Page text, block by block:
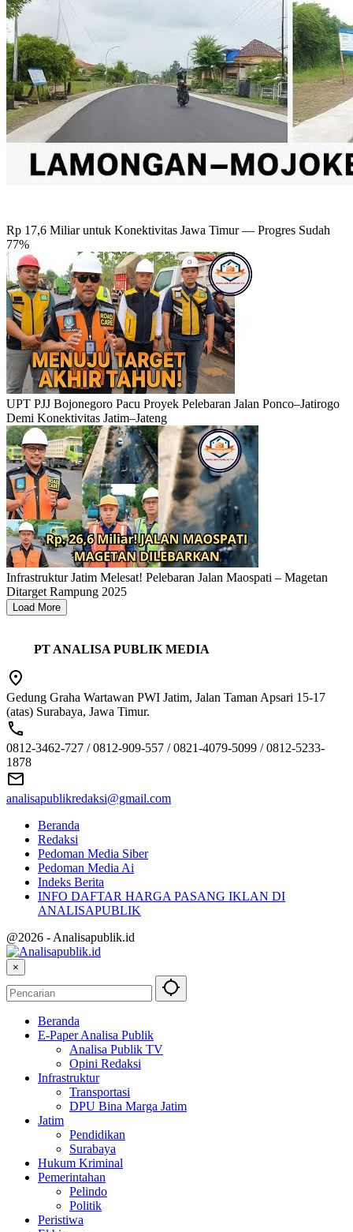
Rp 17,6 Miliar untuk Konektivitas Jawa Timur — Progres Sudah
77%
UPT PJJ Bojonegoro Pacu Proyek Pelebaran Jalan Ponco–Jatirogo
Demi Konektivitas Jatim–Jateng
Infrastruktur Jatim Melesat! Pelebaran Jalan Maospati – Magetan
Ditarget Rampung 2025
Load More
PT ANALISA PUBLIK MEDIA
Gedung Graha Wartawan PWI Jatim, Jalan Taman Apsari 15-17
(atas) Surabaya, Jawa Timur.
0812-3462-727 / 0812-909-557 / 0821-4079-5099 / 0812-5233-
1878
analisapublikredaksi@gmail.com
Beranda
Redaksi
Pedoman Media Siber
Pedoman Media Ai
Indeks Berita
INFO DAFTAR HARGA PASANG IKLAN DI
ANALISAPUBLIK
@2026 - Analisapublik.id
×
Beranda
E-Paper Analisa Publik
Analisa Publik TV
Opini Redaksi
Infrastruktur
Transportasi
DPU Bina Marga Jatim
Jatim
Pendidikan
Surabaya
Hukum Kriminal
Pemerintahan
Pelindo
Politik
Peristiwa